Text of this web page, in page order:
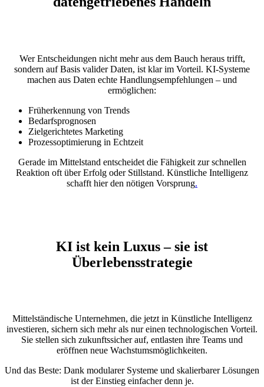
Wer Entscheidungen nicht mehr aus dem Bauch heraus trifft,
sondern auf Basis valider Daten, ist klar im Vorteil. KI-Systeme
machen aus Daten echte Handlungsempfehlungen – und
ermöglichen:
Früherkennung von Trends
Bedarfsprognosen
Zielgerichtetes Marketing
Prozessoptimierung in Echtzeit
Gerade im Mittelstand entscheidet die Fähigkeit zur schnellen
Reaktion oft über Erfolg oder Stillstand. Künstliche Intelligenz
schafft hier den nötigen Vorsprung.
KI ist kein Luxus – sie ist
Überlebensstrategie
Mittelständische Unternehmen, die jetzt in Künstliche Intelligenz
investieren, sichern sich mehr als nur einen technologischen Vorteil.
Sie stellen sich zukunftssicher auf, entlasten ihre Teams und
eröffnen neue Wachstumsmöglichkeiten.
Und das Beste: Dank modularer Systeme und skalierbarer Lösungen
ist der Einstieg einfacher denn je.